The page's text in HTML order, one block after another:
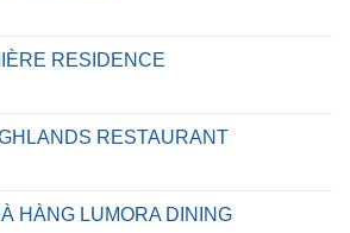
RESIDENCE
RESTAURANT
HÀNG LUMORA DINING